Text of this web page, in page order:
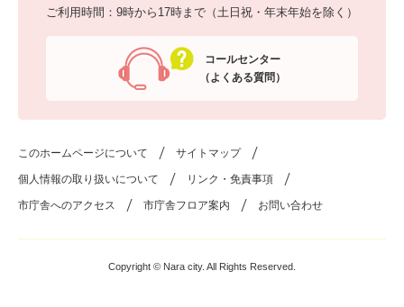
ご利用時間：9時から17時まで（土日祝・年末年始を除く）
コールセンター
（よくある質問）
このホームページについて サイトマップ
個人情報の取り扱いについて リンク・免責事項
市庁舎へのアクセス 市庁舎フロア案内 お問い合わせ
Copyright © Nara city. All Rights Reserved.